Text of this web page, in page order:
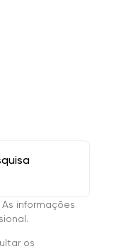
informações
os